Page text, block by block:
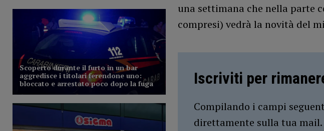
una settimana che nella parte
compresi) vedrà la novità del
Iscriviti per
Compilando i campi
direttamente sulla tua mail.